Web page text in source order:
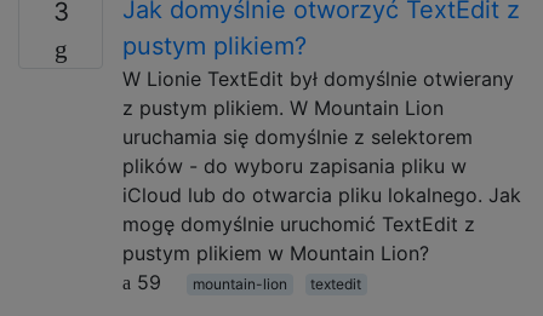
3
Jak domyślnie otworzyć TextEdit z
pustym plikiem?
W Lionie TextEdit był domyślnie otwierany
z pustym plikiem. W Mountain Lion
uruchamia się domyślnie z selektorem
plików - do wyboru zapisania pliku w
iCloud lub do otwarcia pliku lokalnego. Jak
mogę domyślnie uruchomić TextEdit z
pustym plikiem w Mountain Lion?
59
mountain-lion textedit